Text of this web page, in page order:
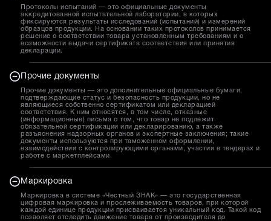
Протоколы испытаний — это официальные документы
аккредитованной испытательной лаборатории, в которых
фиксируются результаты исследований (испытаний) и измерений
образцов продукции. На основании таких протоколов принимается
решение о соответствии товара установленным требованиям и о
возможности выдачи сертификата соответствия или принятия
декларации.
Прочие документы
Прочие документы — это дополнительные официальные бумаги,
подтверждающие статус и безопасность продукции, но не
являющиеся собственно сертификатом или декларацией
соответствия. К ним относятся, в том числе, отказные
(информационные) письма о том, что товар не подлежит
обязательной сертификации или декларированию, а также
разъяснения надзорных органов и экспертные заключения; такие
документы используются при таможенном оформлении,
взаимодействии с контролирующими органами, участии в тендерах и
работе с маркетплейсами.
Маркировка
Маркировка в системе «Честный ЗНАК» — это государственная
цифровая маркировка и прослеживаемость товаров, при которой
каждой единице продукции присваивается уникальный код. Такой код
позволяет отследить движение товара от производителя до